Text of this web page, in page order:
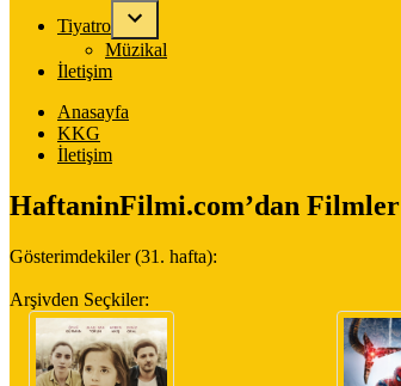
Tiyatro
Müzikal
İletişim
Anasayfa
KKG
İletişim
HaftaninFilmi.com’dan Filmler
Gösterimdekiler (31. hafta):
Arşivden Seçkiler: